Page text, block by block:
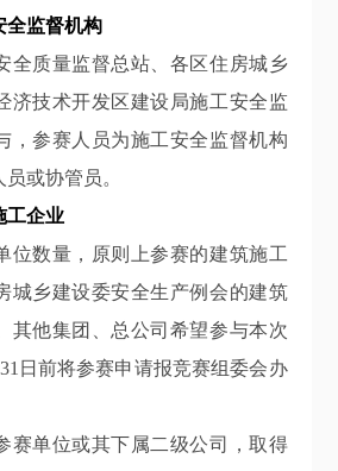
全监督机构
全质量监督总站、各区住房城乡
济技术开发区建设局施工安全监
，参赛人员为施工安全监督机构
或协管员。
工企业
位数量，原则上参赛的建筑施工
城乡建设委安全生产例会的建筑
其他集团、总公司希望参与本次
日前将参赛申请报竞赛组委会办
赛单位或其下属二级公司，取得